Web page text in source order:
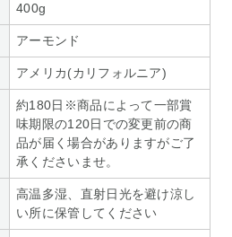
400g
アーモンド
アメリカ(カリフォルニア)
約180日※商品によって一部賞
味期限の120日での変更前の商
品が届く場合がありますがご了
承くださいませ。
高温多湿、直射日光を避け涼し
い所に保管してください